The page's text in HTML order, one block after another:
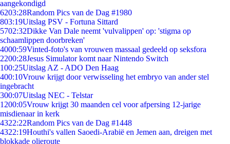
aangekondigd
6203:28Random Pics van de Dag #1980
803:19Uitslag PSV - Fortuna Sittard
5702:32Dikke Van Dale neemt 'vulvalippen' op: 'stigma op
schaamlippen doorbreken'
4000:59Vinted-foto's van vrouwen massaal gedeeld op seksfora
2200:28Jesus Simulator komt naar Nintendo Switch
100:25Uitslag AZ - ADO Den Haag
400:10Vrouw krijgt door verwisseling het embryo van ander stel
ingebracht
300:07Uitslag NEC - Telstar
1200:05Vrouw krijgt 30 maanden cel voor afpersing 12-jarige
misdienaar in kerk
4322:22Random Pics van de Dag #1448
4322:19Houthi's vallen Saoedi-Arabië en Jemen aan, dreigen met
blokkade olieroute